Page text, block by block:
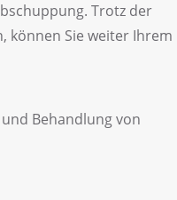
Trotz der
können Sie weiter Ihrem
Behandlung von